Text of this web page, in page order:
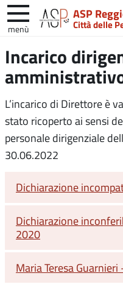
ASP
Città delle
menù
nel
sito
Incarico
L’incarico di Direttore è
stato ricoperto ai sensi
personale dirigenziale
30.06.2022
Dichiarazione
Dichiarazione
2020
Maria Teresa